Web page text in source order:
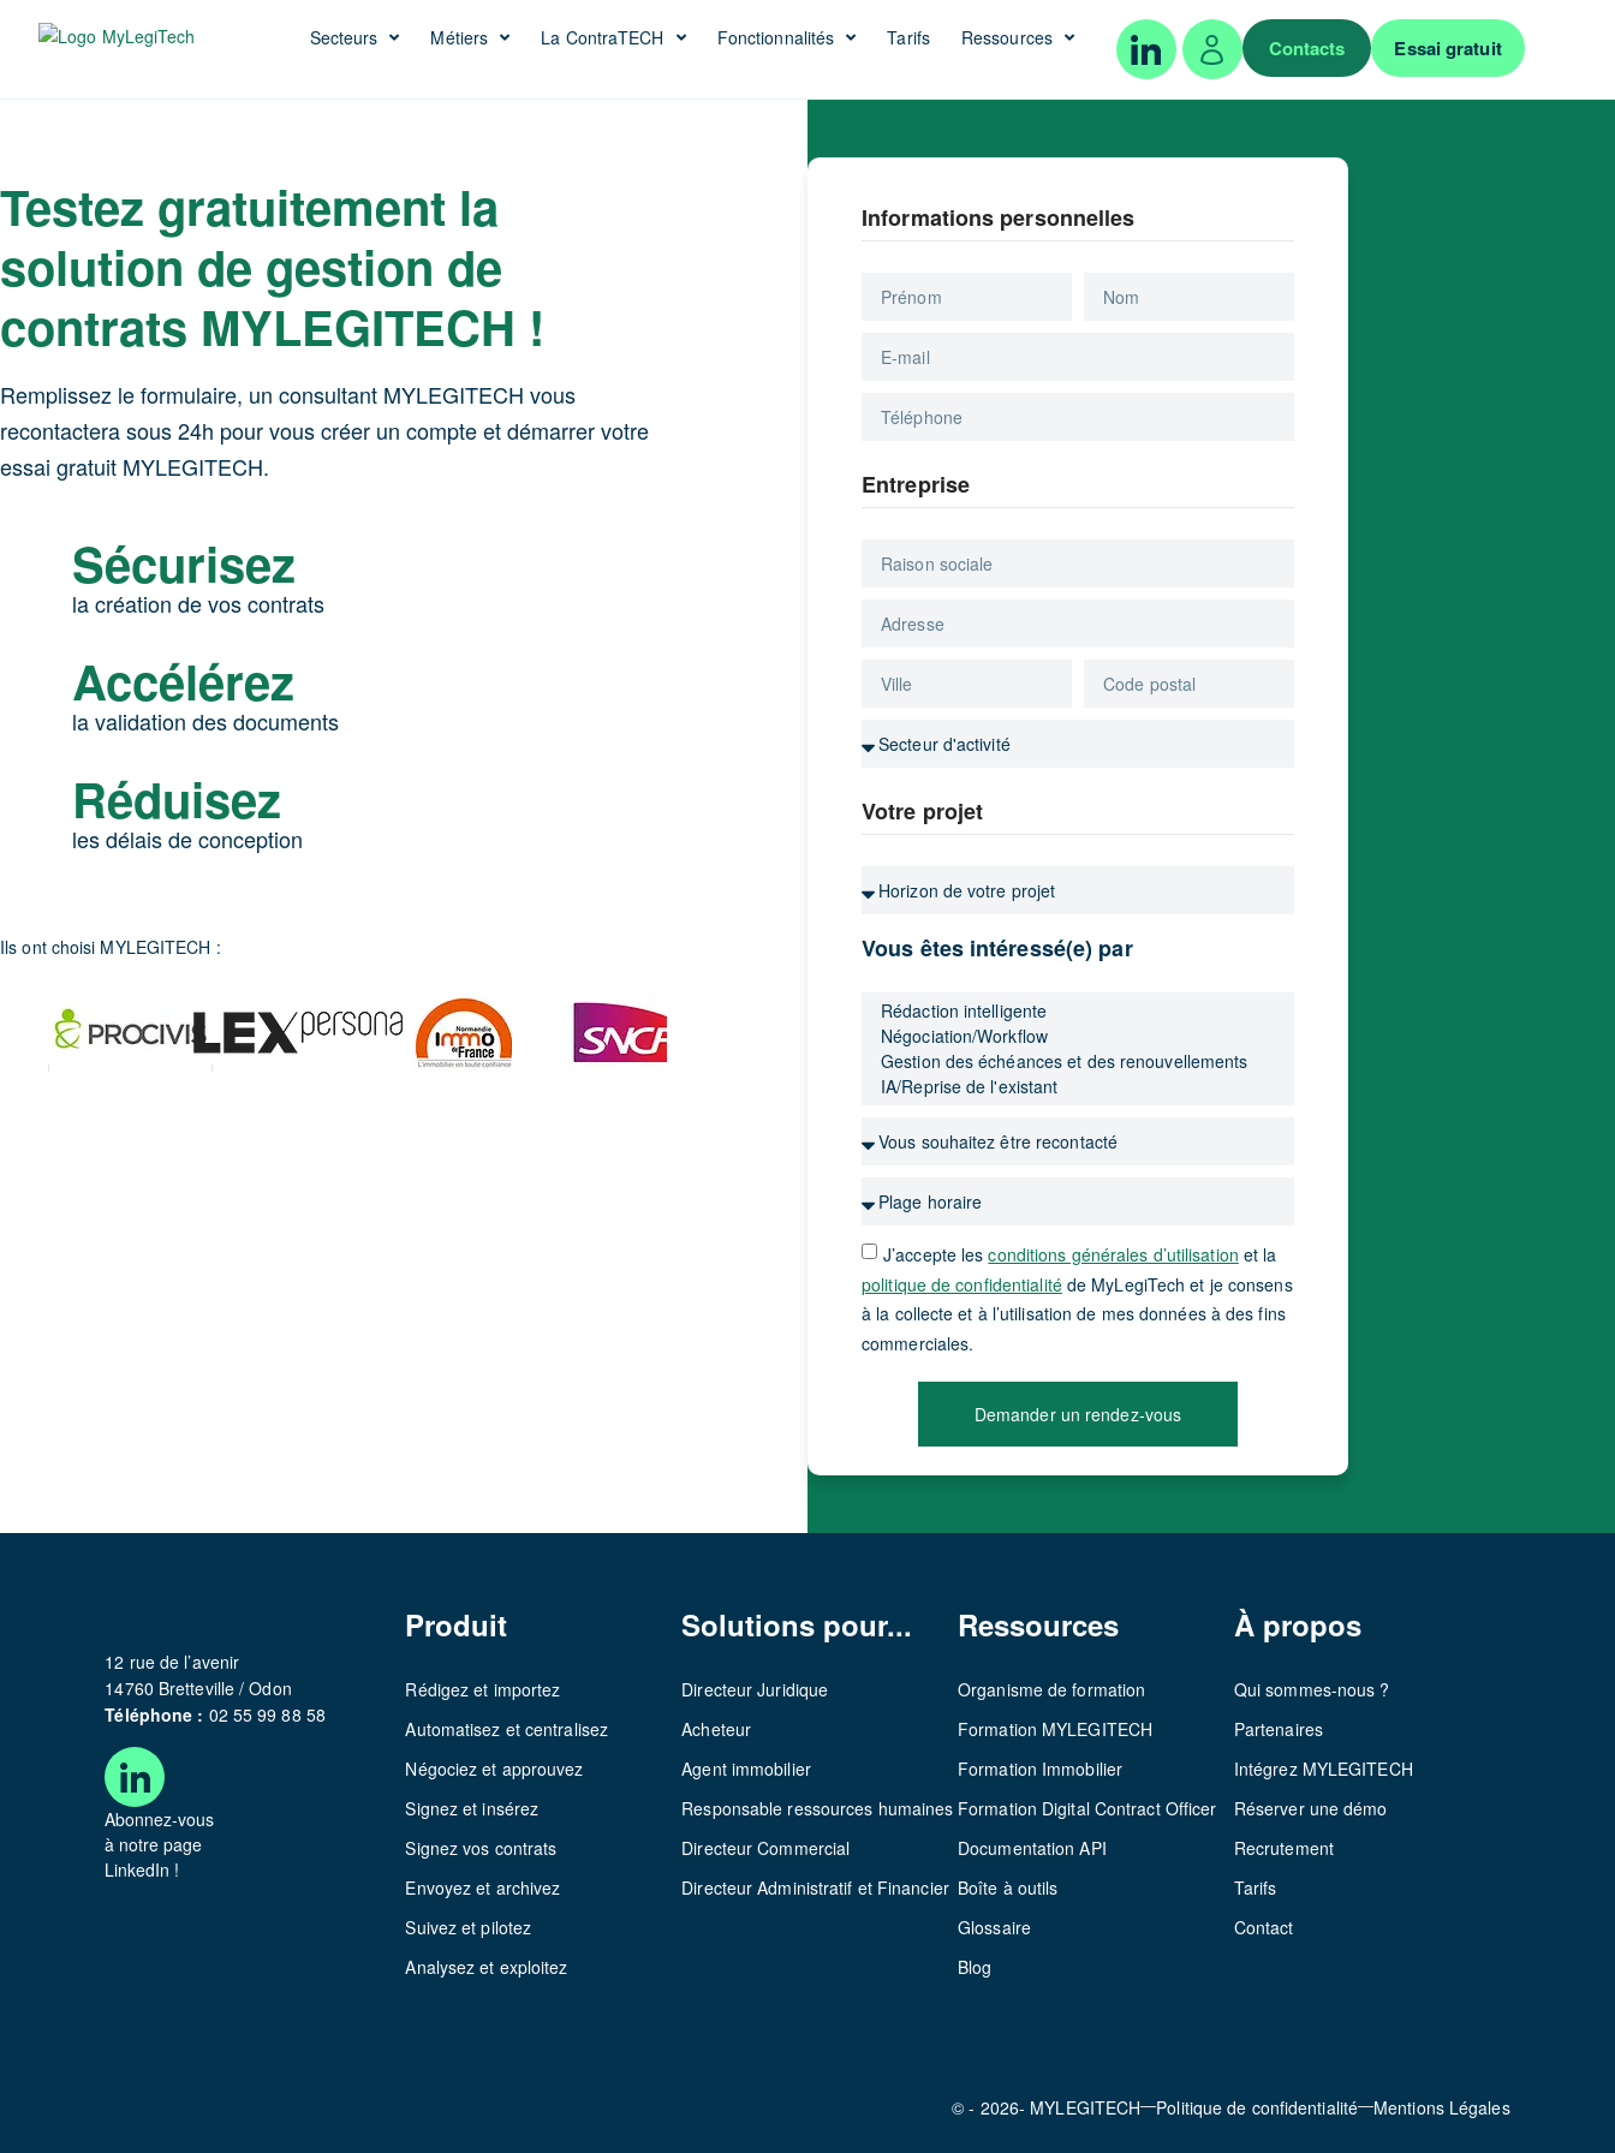
Secteurs Métiers La ContraTECH Fonctionnalités Tarifs Ressources Contacts Essai gratuit
Testez gratuitement la
solution de gestion de
contrats MYLEGITECH !
Remplissez le formulaire, un consultant MYLEGITECH vous
recontactera sous 24h pour vous créer un compte et démarrer votre
essai gratuit MYLEGITECH.
Sécurisez
la création de vos contrats
Accélérez
la validation des documents
Réduisez
les délais de conception
Ils ont choisi MYLEGITECH :
Informations personnelles
Entreprise
Votre projet
Vous êtes intéressé(e) par
J’accepte lesconditions générales d’utilisation et la
politique de confidentialitéde MyLegiTech et je consens
à la collecte et à l’utilisation de mes données à des fins
commerciales.
Demander un rendez-vous
12 rue de l’avenir
14760 Bretteville / Odon
Téléphone : 02 55 99 88 58
Abonnez-vous
à notre page
LinkedIn !
Produit
Rédigez et importez
Automatisez et centralisez
Négociez et approuvez
Signez et insérez
Signez vos contrats
Envoyez et archivez
Suivez et pilotez
Analysez et exploitez
Solutions pour...
Directeur Juridique
Acheteur
Agent immobilier
Responsable ressources humaines
Directeur Commercial
Directeur Administratif et Financier
Ressources
Organisme de formation
Formation MYLEGITECH
Formation Immobilier
Formation Digital Contract Officer
Documentation API
Boîte à outils
Glossaire
Blog
À propos
Qui sommes-nous ?
Partenaires
Intégrez MYLEGITECH
Réserver une démo
Recrutement
Tarifs
Contact
© - 2026- MYLEGITECH Politique de confidentialité Mentions Légales